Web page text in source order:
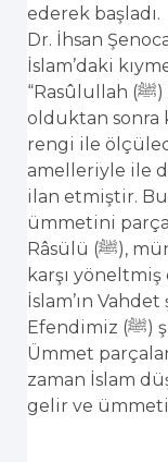
ederek başladı.
Dr. İhsan
İslam’daki
“Rasûlullah (ﷺ) bir kimsenin müslüman
olduktan sonra
rengi ile
amelleriyle ile
ilan etmiştir.
ümmetini
Râsülü (ﷺ), münafıkların Ümmeti Muhammed’e
karşı
İslam’ın
Efendimiz (ﷺ) şunu biliyordu ki, ne zaman
Ümmet
zaman İslam
gelir ve